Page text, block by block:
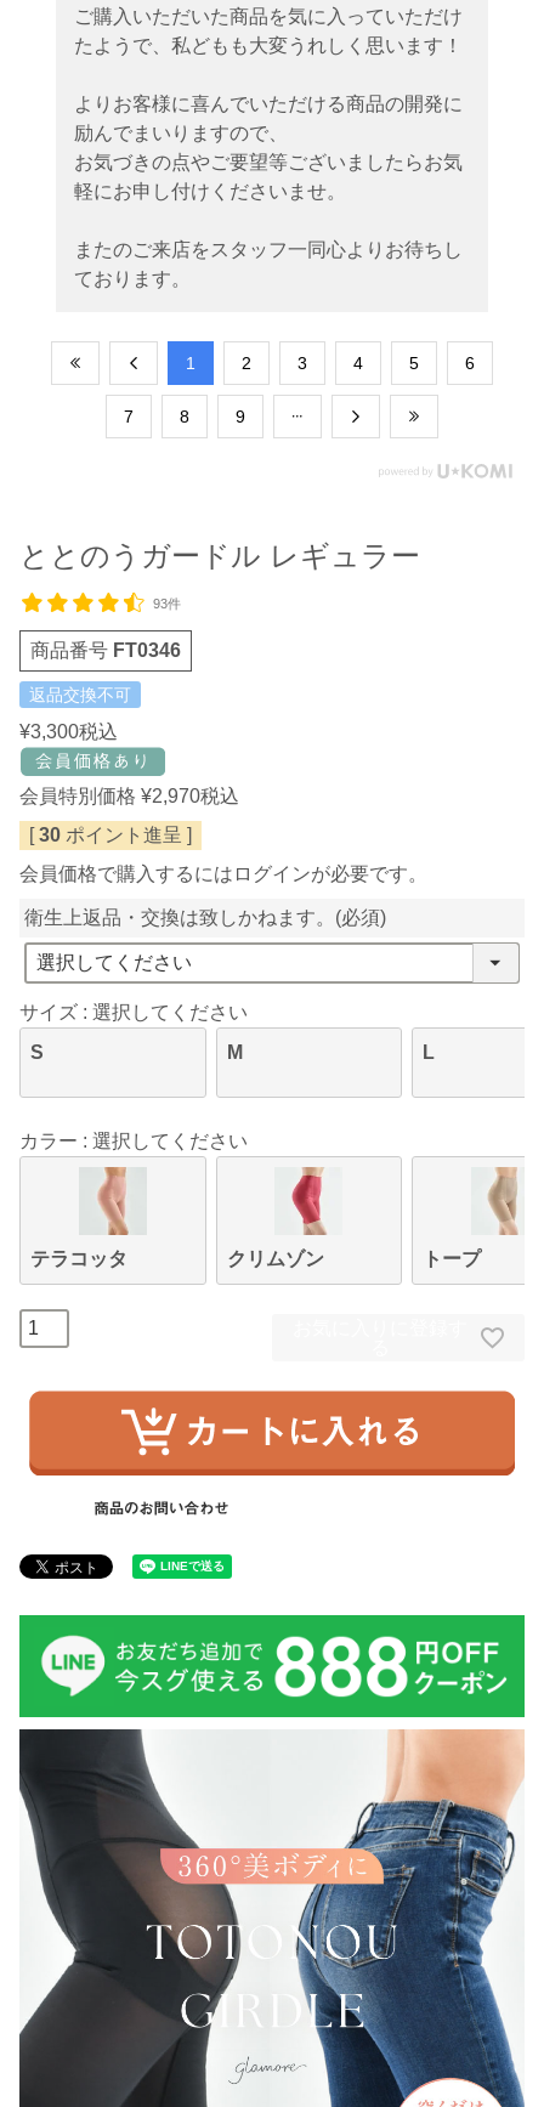
ご購入いただいた商品を気に入っていただけ
たようで、私どもも大変うれしく思います！
よりお客様に喜んでいただける商品の開発に
励んでまいりますので、
お気づきの点やご要望等ございましたらお気
軽にお申し付けくださいませ。
またのご来店をスタッフ一同心よりお待ちし
ております。
​1 ​2 ​3 ​4 ​5 ​6
​7 ​8 ​9
ととのうガードル レギュラー
93件
商品番号 FT0346
返品交換不可
¥3,300税込
会員特別価格 ¥2,970税込
[ 30 ポイント進呈 ]
会員価格で購入するにはログインが必要です。
衛生上返品・交換は致しかねます。 (必須)
サイズ
選択してください
S
M L
カラー 選択してください
テラコッタ クリムゾン トープ